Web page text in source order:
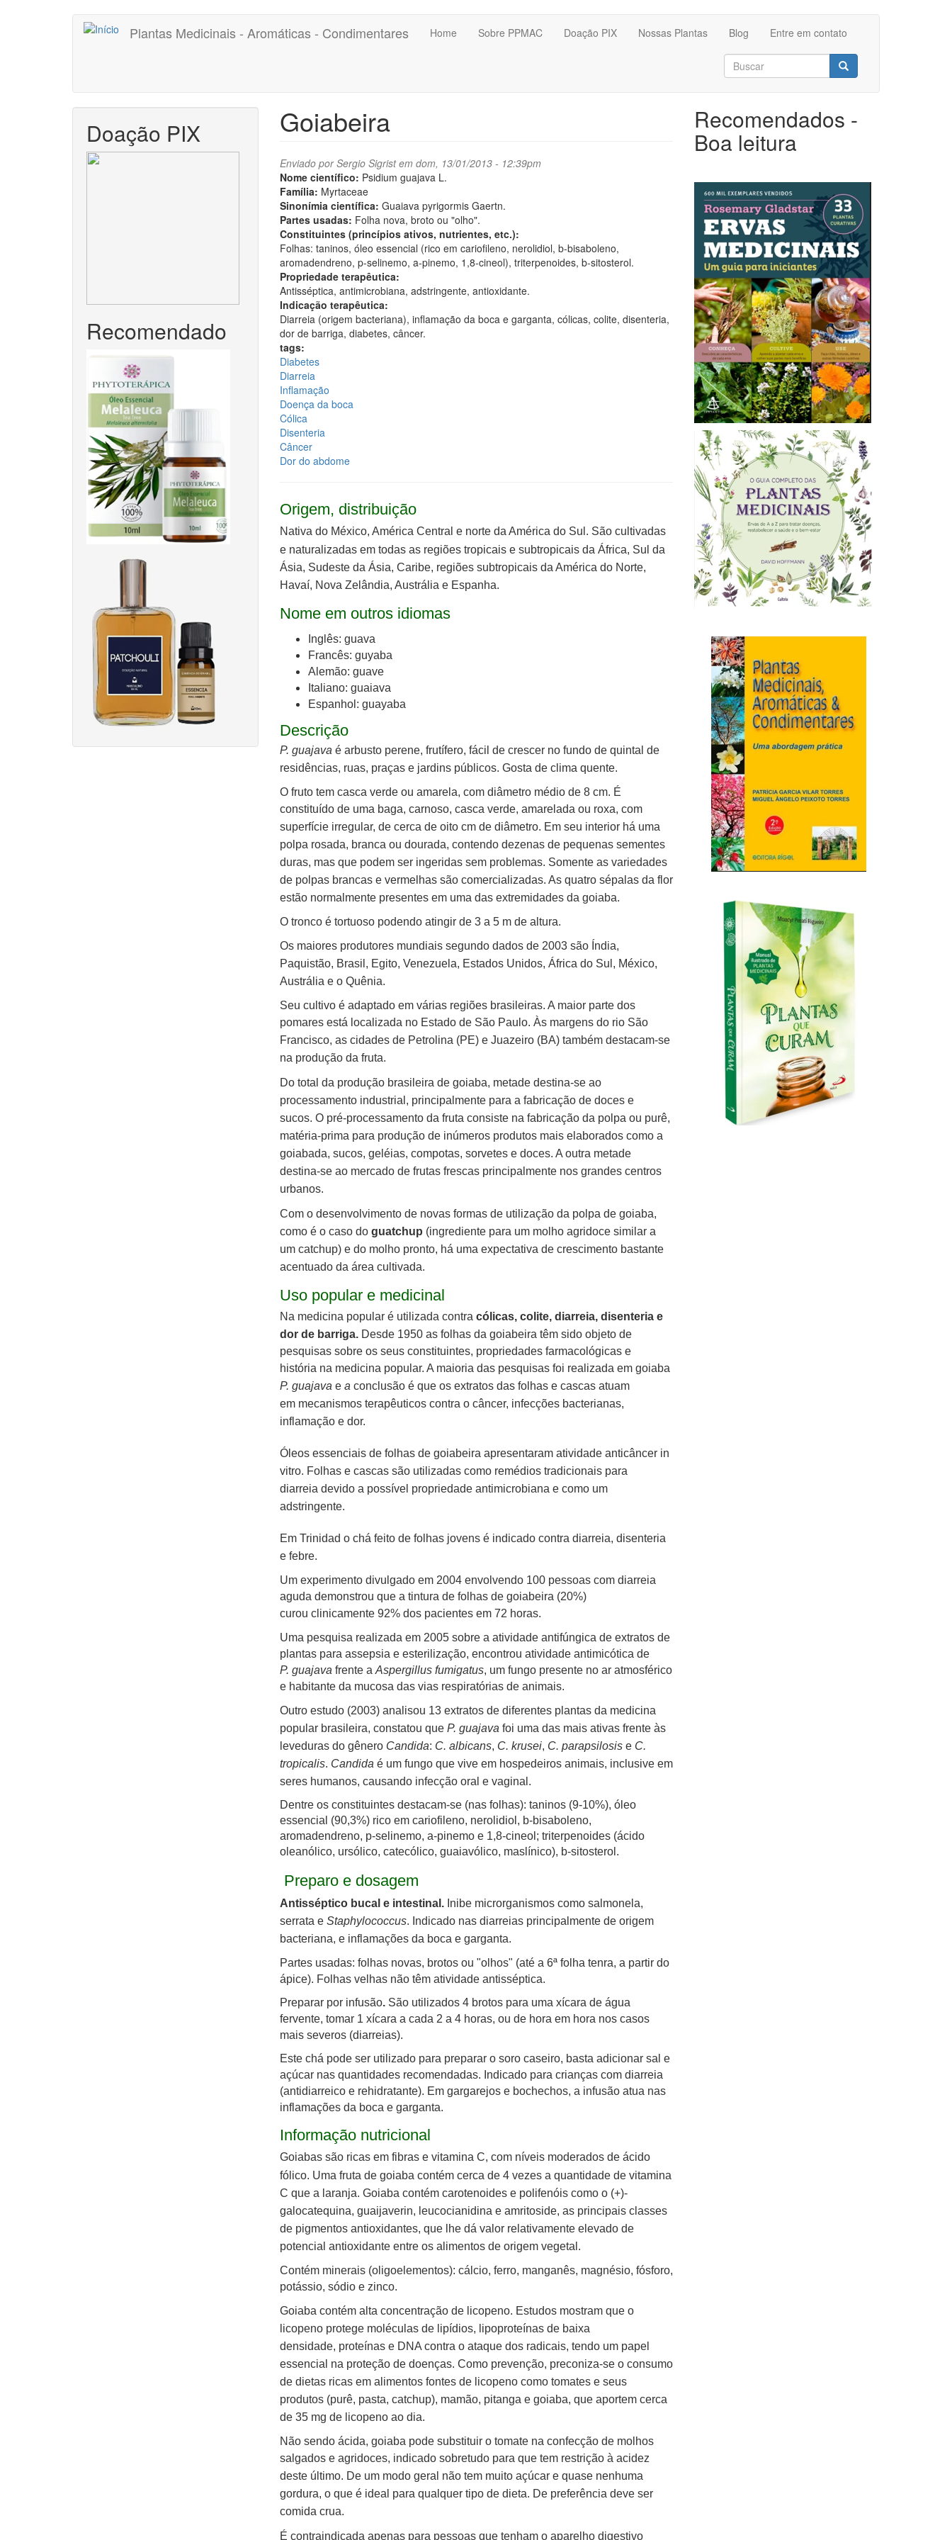
Plantas Medicinais - Aromáticas - Condimentares Home Sobre PPMAC Doação PIX Nossas Plantas Blog Entre em contato
Formulário
de
busca
Doação PIX
Recomendado
Goiabeira
Enviado porSergio Sigristem dom, 13/01/2013 - 12:39pm
Nome científico: Psidium guajava L.
Família: Myrtaceae
Sinonímia científica: Guaiava pyrigormis Gaertn.
Partes usadas: Folha nova, broto ou "olho".
Constituintes (princípios ativos, nutrientes, etc.):
Folhas: taninos, óleo essencial (rico em cariofileno, nerolidiol, b-bisaboleno,
aromadendreno, p-selinemo, a-pinemo, 1,8-cineol), triterpenoides, b-sitosterol.
Propriedade terapêutica:
Antisséptica, antimicrobiana, adstringente, antioxidante.
Indicação terapêutica:
Diarreia (origem bacteriana), inflamação da boca e garganta, cólicas, colite, disenteria,
dor de barriga, diabetes, câncer.
tags:
Diabetes
Diarreia
Inflamação
Doença da boca
Cólica
Disenteria
Câncer
Dor do abdome
Origem, distribuição
Nativa do México, América Central e norte da América do Sul. São cultivadas
e naturalizadas em todas as regiões tropicais e subtropicais da África, Sul da
Ásia, Sudeste da Ásia, Caribe, regiões subtropicais da América do Norte,
Havaí, Nova Zelândia, Austrália e Espanha.
Nome em outros idiomas
Inglês: guava
Francês: guyaba
Alemão: guave
Italiano: guaiava
Espanhol: guayaba
Descrição
P. guajava é arbusto perene, frutífero, fácil de crescer no fundo de quintal de
residências, ruas, praças e jardins públicos. Gosta de clima quente.
O fruto tem casca verde ou amarela, com diâmetro médio de 8 cm. É
constituído de uma baga, carnoso, casca verde, amarelada ou roxa, com
superfície irregular, de cerca de oito cm de diâmetro. Em seu interior há uma
polpa rosada, branca ou dourada, contendo dezenas de pequenas sementes
duras, mas que podem ser ingeridas sem problemas. Somente as variedades
de polpas brancas e vermelhas são comercializadas. As quatro sépalas da flor
estão normalmente presentes em uma das extremidades da goiaba.
O tronco é tortuoso podendo atingir de 3 a 5 m de altura.
Os maiores produtores mundiais segundo dados de 2003 são Índia,
Paquistão, Brasil, Egito, Venezuela, Estados Unidos, África do Sul, México,
Austrália e o Quênia.
Seu cultivo é adaptado em várias regiões brasileiras. A maior parte dos
pomares está localizada no Estado de São Paulo. Às margens do rio São
Francisco, as cidades de Petrolina (PE) e Juazeiro (BA) também destacam-se
na produção da fruta.
Do total da produção brasileira de goiaba, metade destina-se ao
processamento industrial, principalmente para a fabricação de doces e
sucos. O pré-processamento da fruta consiste na fabricação da polpa ou purê,
matéria-prima para produção de inúmeros produtos mais elaborados como a
goiabada, sucos, geléias, compotas, sorvetes e doces. A outra metade
destina-se ao mercado de frutas frescas principalmente nos grandes centros
urbanos.
Com o desenvolvimento de novas formas de utilização da polpa de goiaba,
como é o caso do guatchup (ingrediente para um molho agridoce similar a
um catchup) e do molho pronto, há uma expectativa de crescimento bastante
acentuado da área cultivada.
Uso popular e medicinal
Na medicina popular é utilizada contra cólicas, colite, diarreia, disenteria e
dor de barriga. Desde 1950 as folhas da goiabeira têm sido objeto de
pesquisas sobre os seus constituintes, propriedades farmacológicas e
história na medicina popular. A maioria das pesquisas foi realizada em goiaba
P. guajava ea conclusão é que os extratos das folhas e cascas atuam
em mecanismos terapêuticos contra o câncer, infecções bacterianas,
inflamação e dor.
Óleos essenciais de folhas de goiabeira apresentaram atividade anticâncer in
vitro. Folhas e cascas são utilizadas como remédios tradicionais para
diarreia devido a possível propriedade antimicrobiana e como um
adstringente.
Em Trinidad o chá feito de folhas jovens é indicado contra diarreia, disenteria
e febre.
Um experimento divulgado em 2004 envolvendo 100 pessoas com diarreia
aguda demonstrou que a tintura de folhas de goiabeira (20%)
curou clinicamente 92% dos pacientes em 72 horas.
Uma pesquisa realizada em 2005 sobre a atividade antifúngica de extratos de
plantas para assepsia e esterilização, encontrou atividade antimicótica de
P. guajava frente a Aspergillus fumigatus, um fungo presente no ar atmosférico
e habitante da mucosa das vias respiratórias de animais.
Outro estudo (2003) analisou 13 extratos de diferentes plantas da medicina
popular brasileira, constatou que P. guajava foi uma das mais ativas frente às
leveduras do gênero Candida: C. albicans, C. krusei, C. parapsilosise C.
tropicalis. Candida é um fungo que vive em hospedeiros animais, inclusive em
seres humanos, causando infecção oral e vaginal.
Dentre os constituintes destacam-se (nas folhas): taninos (9-10%), óleo
essencial (90,3%) rico em cariofileno, nerolidiol, b-bisaboleno,
aromadendreno, p-selinemo, a-pinemo e 1,8-cineol; triterpenoides (ácido
oleanólico, ursólico, catecólico, guaiavólico, maslínico), b-sitosterol.
Preparo e dosagem
Antisséptico bucal e intestinal.Inibe microrganismos como salmonela,
serrata e Staphylococcus. Indicado nas diarreias principalmente de origem
bacteriana, e inflamações da boca e garganta.
Partes usadas: folhas novas, brotos ou "olhos" (até a 6ª folha tenra, a partir do
ápice). Folhas velhas não têm atividade antisséptica.
Preparar por infusão. São utilizados 4 brotos para uma xícara de água
fervente, tomar 1 xícara a cada 2 a 4 horas, ou de hora em hora nos casos
mais severos (diarreias).
Este chá pode ser utilizado para preparar o soro caseiro, basta adicionar sal e
açúcar nas quantidades recomendadas. Indicado para crianças com diarreia
(antidiarreico e rehidratante). Em gargarejos e bochechos, a infusão atua nas
inflamações da boca e garganta.
Informação nutricional
Goiabas são ricas em fibras e vitamina C, com níveis moderados de ácido
fólico. Uma fruta de goiaba contém cerca de 4 vezes a quantidade de vitamina
C que a laranja. Goiaba contém carotenoides e polifenóis como o (+)-
galocatequina, guaijaverin, leucocianidina e amritoside, as principais classes
de pigmentos antioxidantes, que lhe dá valor relativamente elevado de
potencial antioxidante entre os alimentos de origem vegetal.
Contém minerais (oligoelementos): cálcio, ferro, manganês, magnésio, fósforo,
potássio, sódio e zinco.
Goiaba contém alta concentração de licopeno. Estudos mostram que o
licopeno protege moléculas de lipídios, lipoproteínas de baixa
densidade, proteínas e DNA contra o ataque dos radicais, tendo um papel
essencial na proteção de doenças. Como prevenção, preconiza-se o consumo
de dietas ricas em alimentos fontes de licopeno como tomates e seus
produtos (purê, pasta, catchup), mamão, pitanga e goiaba, que aportem cerca
de 35 mg de licopeno ao dia.
Não sendo ácida, goiaba pode substituir o tomate na confecção de molhos
salgados e agridoces, indicado sobretudo para que tem restrição à acidez
deste último. De um modo geral não tem muito açúcar e quase nenhuma
gordura, o que é ideal para qualquer tipo de dieta. De preferência deve ser
comida crua.
É contraindicada apenas para pessoas que tenham o aparelho digestivo
Recomendados -
Boa leitura